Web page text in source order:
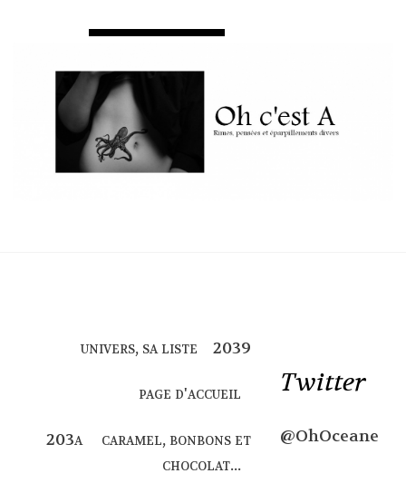
univers, sa liste
page d'accueil
caramel, bonbons et
chocolat...
Twitter
@OhOceane